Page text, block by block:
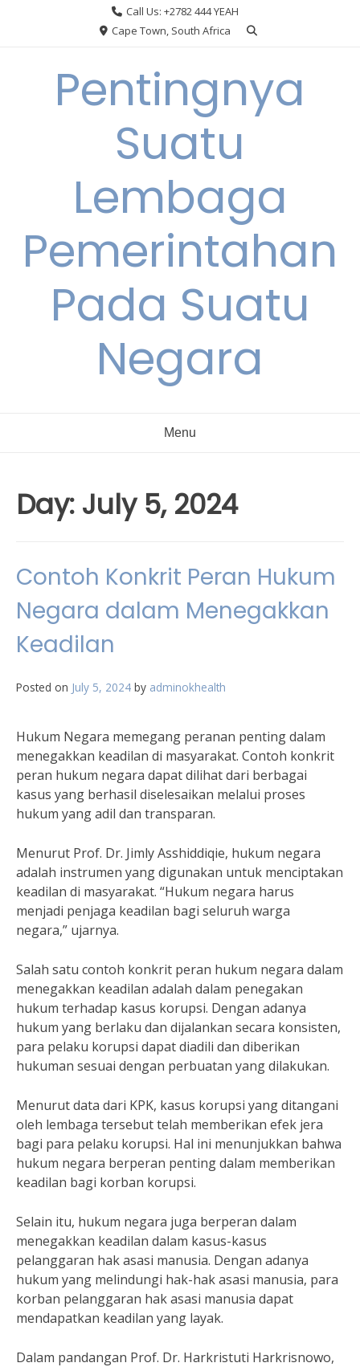
Call Us: +2782 444 YEAH
Cape Town, South Africa
Pentingnya
Suatu
Lembaga
Pemerintahan
Pada Suatu
Negara
Menu
Day: July 5, 2024
Contoh Konkrit Peran Hukum
Negara dalam Menegakkan
Keadilan
Posted on July 5, 2024 by adminokhealth
Hukum Negara memegang peranan penting dalam
menegakkan keadilan di masyarakat. Contoh konkrit
peran hukum negara dapat dilihat dari berbagai
kasus yang berhasil diselesaikan melalui proses
hukum yang adil dan transparan.
Menurut Prof. Dr. Jimly Asshiddiqie, hukum negara
adalah instrumen yang digunakan untuk menciptakan
keadilan di masyarakat. “Hukum negara harus
menjadi penjaga keadilan bagi seluruh warga
negara,” ujarnya.
Salah satu contoh konkrit peran hukum negara dalam
menegakkan keadilan adalah dalam penegakan
hukum terhadap kasus korupsi. Dengan adanya
hukum yang berlaku dan dijalankan secara konsisten,
para pelaku korupsi dapat diadili dan diberikan
hukuman sesuai dengan perbuatan yang dilakukan.
Menurut data dari KPK, kasus korupsi yang ditangani
oleh lembaga tersebut telah memberikan efek jera
bagi para pelaku korupsi. Hal ini menunjukkan bahwa
hukum negara berperan penting dalam memberikan
keadilan bagi korban korupsi.
Selain itu, hukum negara juga berperan dalam
menegakkan keadilan dalam kasus-kasus
pelanggaran hak asasi manusia. Dengan adanya
hukum yang melindungi hak-hak asasi manusia, para
korban pelanggaran hak asasi manusia dapat
mendapatkan keadilan yang layak.
Dalam pandangan Prof. Dr. Harkristuti Harkrisnowo,